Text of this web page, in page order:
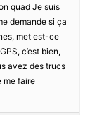
quad Je suis
demande si ça
met est-ce
c’est bien,
avez des trucs
me faire